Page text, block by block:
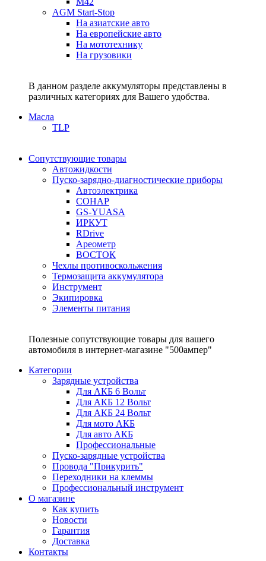
AGM Start-Stop
На азиатские авто
На европейские авто
На мототехнику
На грузовики
В данном разделе аккумуляторы представлены в
различных категориях для Вашего удобства.
Масла
TLP
Сопутствующие товары
Автожидкости
Пуско-зарядно-диагностические приборы
Автоэлектрика
СОНАР
GS-YUASA
ИРКУТ
RDrive
Ареометр
ВОСТОК
Чехлы противоскольжения
Термозащита аккумулятора
Инструмент
Экипировка
Элементы питания
Полезные сопутствующие товары для вашего
автомобиля в интернет-магазине "500ампер"
Категории
Зарядные устройства
Для АКБ 6 Вольт
Для АКБ 12 Вольт
Для АКБ 24 Вольт
Для мото АКБ
Для авто АКБ
Профессиональные
Пуско-зарядные устройства
Провода "Прикурить"
Переходники на клеммы
Профессиональный инструмент
О магазине
Как купить
Новости
Гарантия
Доставка
Контакты